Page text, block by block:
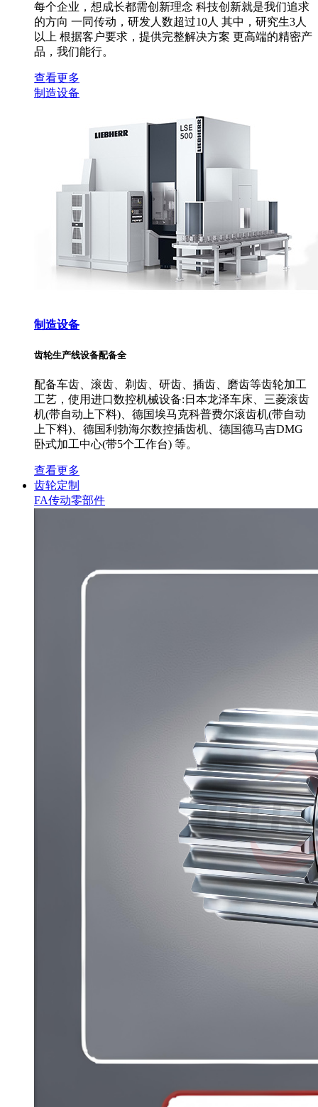
每个企业，想成长都需创新理念 科技创新就是我们追求
的方向 一同传动，研发人数超过10人 其中，研究生3人
以上 根据客户要求，提供完整解决方案 更高端的精密产
品，我们能行。
查看更多
制造设备
制造设备
齿轮生产线设备配备全
配备车齿、滚齿、剃齿、研齿、插齿、磨齿等齿轮加工
工艺，使用进口数控机械设备:日本龙泽车床、三菱滚齿
机(带自动上下料)、德国埃马克科普费尔滚齿机(带自动
上下料)、德国利勃海尔数控插齿机、德国德马吉DMG
卧式加工中心(带5个工作台) 等。
查看更多
齿轮定制
FA传动零部件